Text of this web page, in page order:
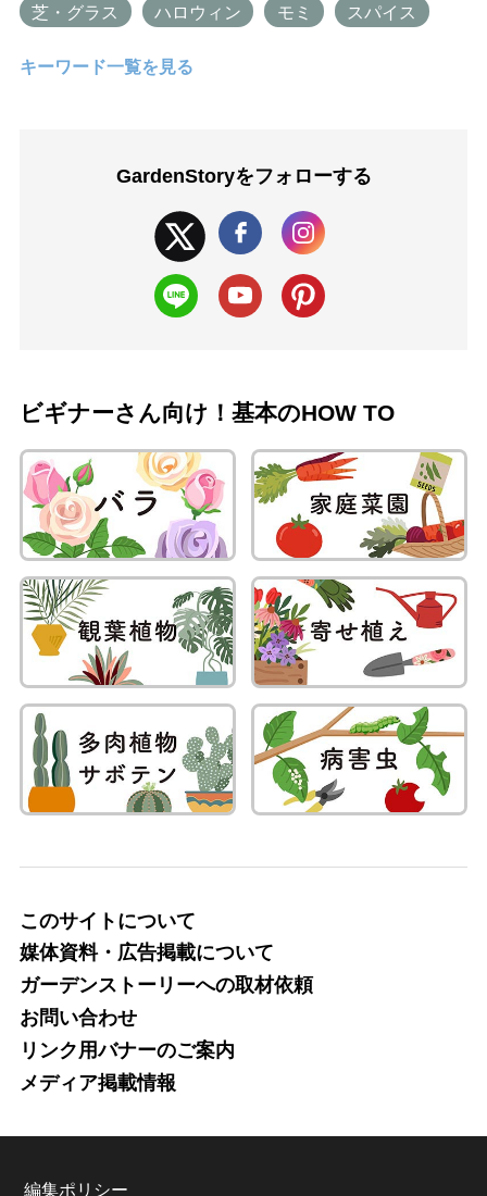
芝・グラス ハロウィン モミ スパイス
キーワード一覧を見る
GardenStoryをフォローする
ビギナーさん向け！基本のHOW TO
このサイトについて
媒体資料・広告掲載について
ガーデンストーリーへの取材依頼
お問い合わせ
リンク用バナーのご案内
メディア掲載情報
編集ポリシー